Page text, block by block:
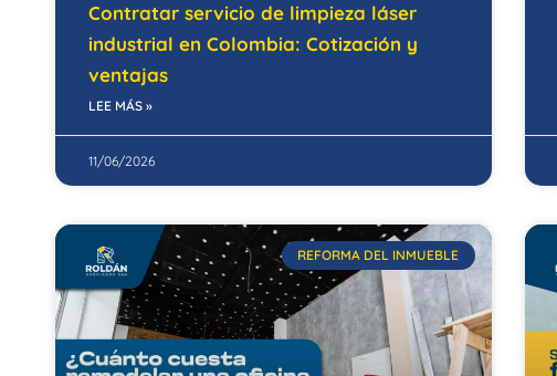
Contratar servicio de limpieza láser
industrial en Colombia: Cotización y
ventajas
LEE MÁS »
11/06/2026
REFORMA DEL INMUEBLE